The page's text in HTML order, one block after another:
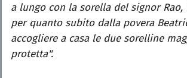
a lungo con la sorella del signor
per quanto subito dalla povera
accogliere a casa le due sorelline
protetta".